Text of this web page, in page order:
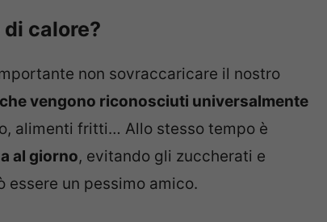
calore?
non sovraccaricare il nostro
vengono riconosciuti universalmente
alimenti fritti… Allo stesso tempo è
al giorno, evitando gli zuccherati e
essere un pessimo amico.